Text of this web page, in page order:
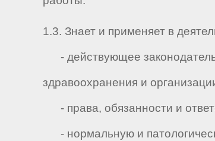
1.3. Знает и применяет в
- действующее
здравоохранения и
- права, обязанности и
- нормальную и